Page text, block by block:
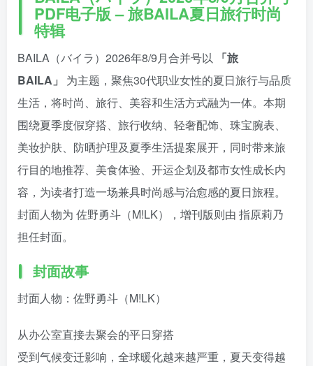
PDF电子版 – 旅BAILA夏日旅行时尚
特辑
BAILA（バイラ）2026年8/9月合并号以
「旅
BAILA」 为主题，聚焦30代职业女性的夏日旅行与品质
生活，将时尚、旅行、美容和生活方式融为一体。本期
围绕夏季度假穿搭、旅行收纳、轻奢配饰、珠宝腕表、
美妆护肤、防晒护理及夏季生活提案展开，同时带来旅
行目的地推荐、美食体验、开运企划及都市女性成长内
容，为读者打造一场兼具时尚感与治愈感的夏日旅程。
封面人物为 佐野勇斗（M!LK），增刊版则由 指原莉乃
担任封面。
封面故事
封面人物：佐野勇斗（M!LK）
从办公室直接去聚会的平日穿搭
受到气候变迁影响，全球暖化越来越严重，夏天变得越
登录
没有账号？立即注册
手机号或邮箱
记住登录 账号密码登录
登录